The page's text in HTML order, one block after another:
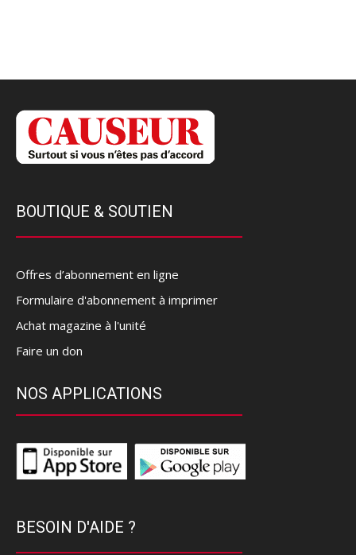
BOUTIQUE & SOUTIEN
Offres d’abonnement en ligne
Formulaire d'abonnement à imprimer
Achat magazine à l'unité
Faire un don
NOS APPLICATIONS
BESOIN D'AIDE ?